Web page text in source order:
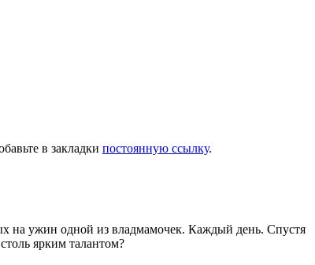
в закладки постоянную ссылку.
на ужин одной из владмамочек. Каждый день. Спустя
ярким талантом?